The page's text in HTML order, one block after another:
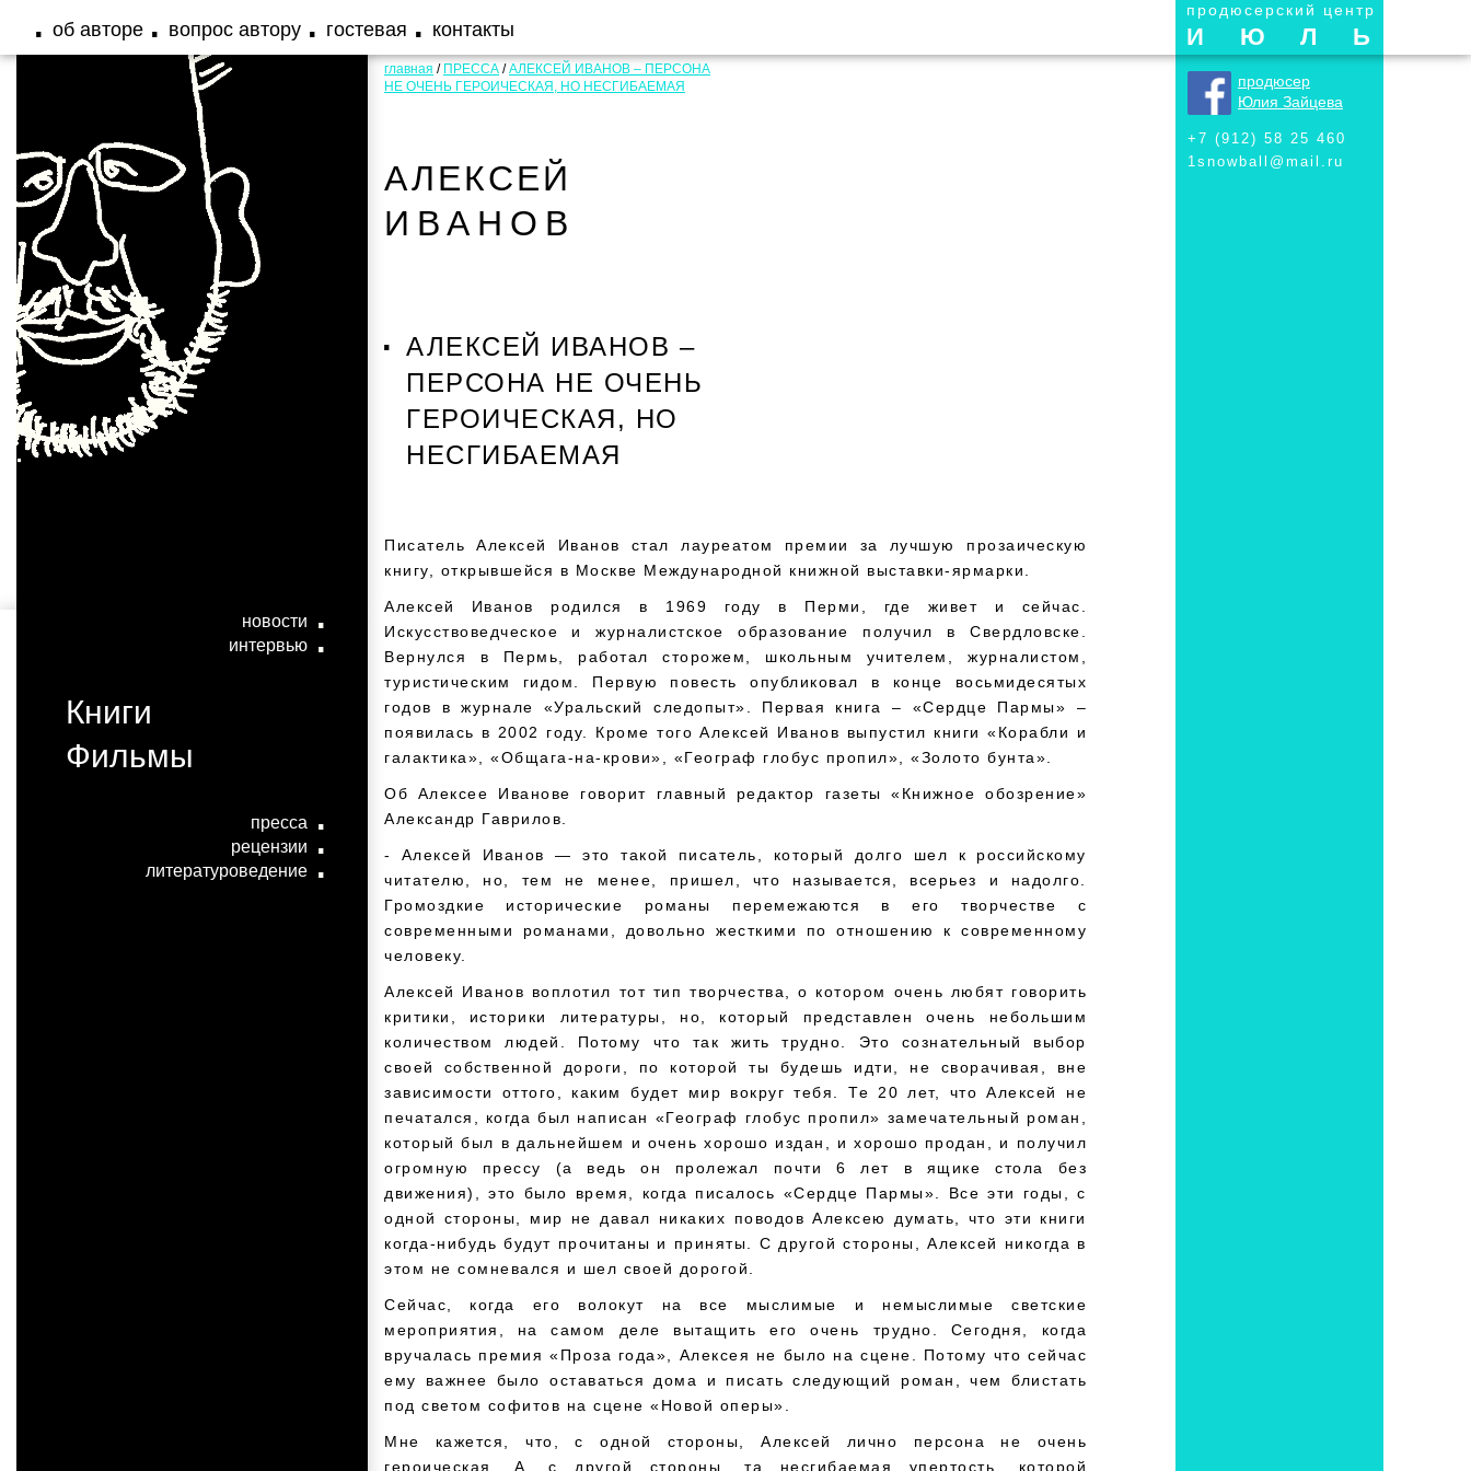
об авторе вопрос автору гостевая контакты
продюсерский центр
ИЮЛЬ
главная / ПРЕССА / АЛЕКСЕЙ ИВАНОВ – ПЕРСОНА
НЕ ОЧЕНЬ ГЕРОИЧЕСКАЯ, НО НЕСГИБАЕМАЯ
АЛЕКСЕЙ
ИВАНОВ
АЛЕКСЕЙ ИВАНОВ –
ПЕРСОНА НЕ ОЧЕНЬ
ГЕРОИЧЕСКАЯ, НО
НЕСГИБАЕМАЯ
продюсер
Юлия Зайцева
+7 (912) 58 25 460
1snowball@mail.ru
новости
интервью
Книги
Фильмы
пресса
рецензии
литературоведение
Писатель Алексей Иванов стал лауреатом премии за лучшую прозаическую
книгу, открывшейся в Москве Международной книжной выставки-ярмарки.
Алексей Иванов родился в 1969 году в Перми, где живет и сейчас.
Искусствоведческое и журналистское образование получил в Свердловске.
Вернулся в Пермь, работал сторожем, школьным учителем, журналистом,
туристическим гидом. Первую повесть опубликовал в конце восьмидесятых
годов в журнале «Уральский следопыт». Первая книга – «Сердце Пармы» –
появилась в 2002 году. Кроме того Алексей Иванов выпустил книги «Корабли и
галактика», «Общага-на-крови», «Географ глобус пропил», «Золото бунта».
Об Алексее Иванове говорит главный редактор газеты «Книжное обозрение»
Александр Гаврилов.
- Алексей Иванов — это такой писатель, который долго шел к российскому
читателю, но, тем не менее, пришел, что называется, всерьез и надолго.
Громоздкие исторические романы перемежаются в его творчестве с
современными романами, довольно жесткими по отношению к современному
человеку.
Алексей Иванов воплотил тот тип творчества, о котором очень любят говорить
критики, историки литературы, но, который представлен очень небольшим
количеством людей. Потому что так жить трудно. Это сознательный выбор
своей собственной дороги, по которой ты будешь идти, не сворачивая, вне
зависимости оттого, каким будет мир вокруг тебя. Те 20 лет, что Алексей не
печатался, когда был написан «Географ глобус пропил» замечательный роман,
который был в дальнейшем и очень хорошо издан, и хорошо продан, и получил
огромную прессу (а ведь он пролежал почти 6 лет в ящике стола без
движения), это было время, когда писалось «Сердце Пармы». Все эти годы, с
одной стороны, мир не давал никаких поводов Алексею думать, что эти книги
когда-нибудь будут прочитаны и приняты. С другой стороны, Алексей никогда в
этом не сомневался и шел своей дорогой.
Сейчас, когда его волокут на все мыслимые и немыслимые светские
мероприятия, на самом деле вытащить его очень трудно. Сегодня, когда
вручалась премия «Проза года», Алексея не было на сцене. Потому что сейчас
ему важнее было оставаться дома и писать следующий роман, чем блистать
под светом софитов на сцене «Новой оперы».
Мне кажется, что, с одной стороны, Алексей лично персона не очень
героическая. А, с другой стороны, та несгибаемая упертость, которой